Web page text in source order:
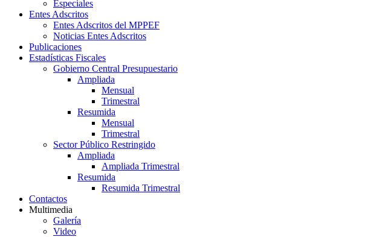
Especiales
Entes Adscritos
Entes Adscritos del MPPEF
Noticias Entes Adscritos
Publicaciones
Estadísticas Fiscales
Gobierno Central Presupuestario
Ampliada
Mensual
Trimestral
Resumida
Mensual
Trimestral
Sector Público Restringido
Ampliada
Ampliada Trimestral
Resumida
Resumida Trimestral
Contactos
Multimedia
Galería
Video